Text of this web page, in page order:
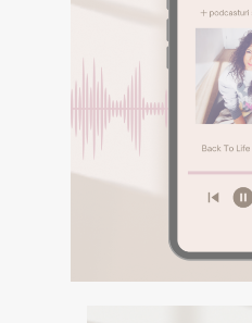
E-BOOK
Descarca aici eBookul
inspire in
Descopera
spiritualitate si
Spotify